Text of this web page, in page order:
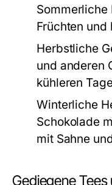
Sommerliche
Früchten und
Herbstliche
und anderen
kühleren
Winterliche
Schokolade
mit Sahne
Gediegene